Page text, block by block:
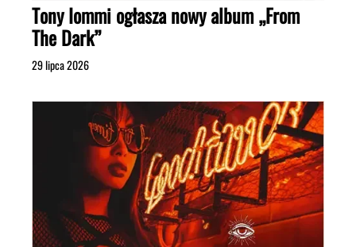
Tony Iommi ogłasza nowy album „From
The Dark”
29 lipca 2026